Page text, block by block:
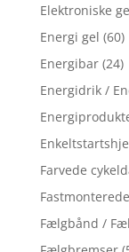
Elektroniske
Energi gel (60)
Energibar (24)
Energidrik /
Farvede
Fælgbånd /